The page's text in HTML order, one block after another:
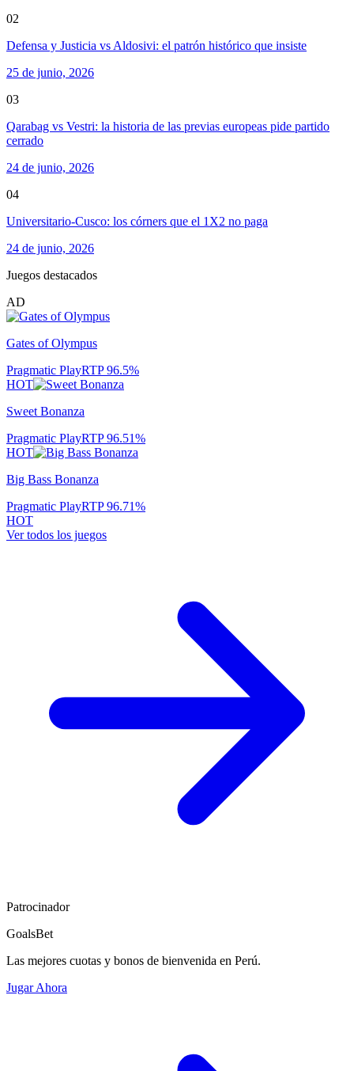
02
Defensa y Justicia vs Aldosivi: el patrón histórico que insiste
25 de junio, 2026
03
Qarabag vs Vestri: la historia de las previas europeas pide partido
cerrado
24 de junio, 2026
04
Universitario-Cusco: los córners que el 1X2 no paga
24 de junio, 2026
Juegos destacados
AD
Gates of Olympus
Pragmatic PlayRTP96.5%
HOT
Sweet Bonanza
Pragmatic PlayRTP96.51%
HOT
Big Bass Bonanza
Pragmatic PlayRTP96.71%
HOT
Ver todos los juegos
Patrocinador
GoalsBet
Las mejores cuotas y bonos de bienvenida en Perú.
Jugar Ahora